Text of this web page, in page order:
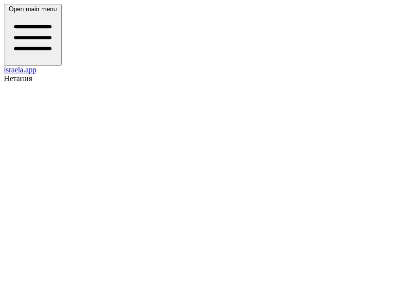
Open main menu
israela.app
Нетания